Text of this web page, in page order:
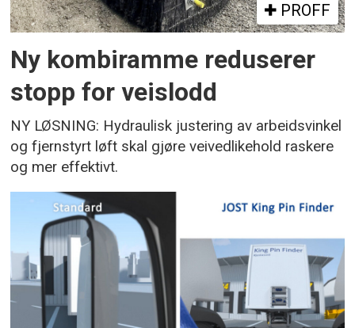
PROFF
Ny kombiramme reduserer
stopp for veislodd
NY LØSNING: Hydraulisk justering av arbeidsvinkel
og fjernstyrt løft skal gjøre veivedlikehold raskere
og mer effektivt.